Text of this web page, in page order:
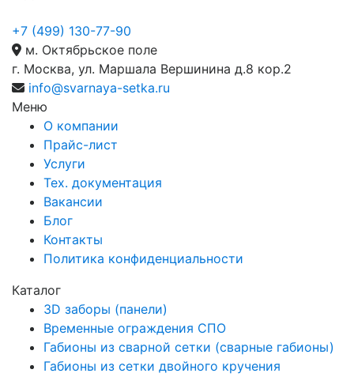
+7 (499) 130-77-90
м. Октябрьское поле
г. Москва, ул. Маршала Вершинина д.8 кор.2
info@svarnaya-setka.ru
Меню
О компании
Прайс-лист
Услуги
Тех. документация
Вакансии
Блог
Контакты
Политика конфиденциальности
Каталог
3D заборы (панели)
Временные ограждения СПО
Габионы из сварной сетки (сварные габионы)
Габионы из сетки двойного кручения